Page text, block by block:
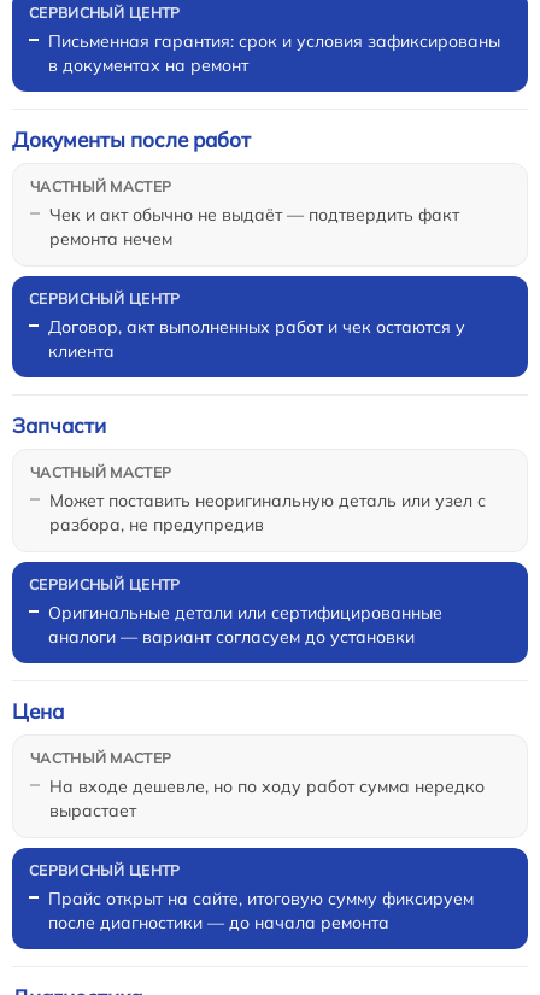
Письменная гарантия: срок и условия зафиксированы
в документах на ремонт
Чек и акт обычно не выдаёт — подтвердить факт
ремонта нечем
Документы после работ
Договор, акт выполненных работ и чек остаются у
клиента
Может поставить неоригинальную деталь или узел с
разбора, не предупредив
Запчасти
Оригинальные детали или сертифицированные
аналоги — вариант согласуем до установки
На входе дешевле, но по ходу работ сумма нередко
вырастает
Цена
Прайс открыт на сайте, итоговую сумму фиксируем
после диагностики — до начала ремонта